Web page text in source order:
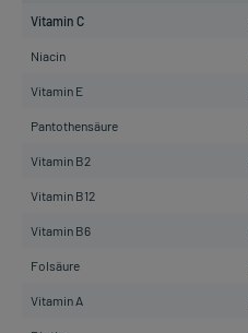
Vitamin C
Niacin
Vitamin E
Pantothensäure
Vitamin B2
Vitamin B12
Vitamin B6
Folsäure
Vitamin A